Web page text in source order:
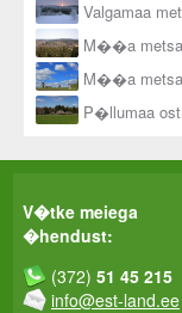
Valgamaa
M��a
M��a
P�llumaa
V�tke meiega
�hendust:
(372) 51 45 215
info@est-land.ee